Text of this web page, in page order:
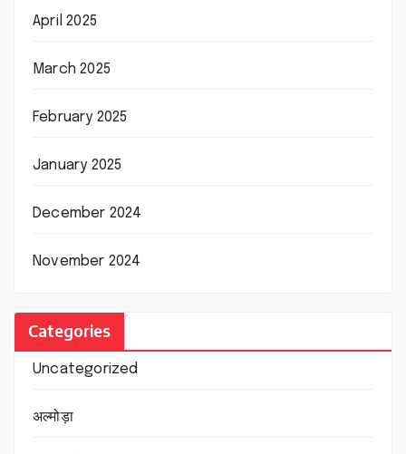
April 2025
March 2025
February 2025
January 2025
December 2024
November 2024
Categories
Uncategorized
अल्मोड़ा